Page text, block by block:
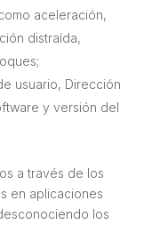
aceleración,
distraída,
usuario, Dirección
y versión del
a través de los
en aplicaciones
los